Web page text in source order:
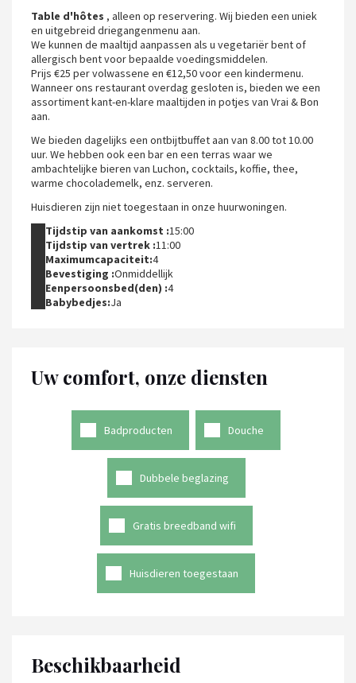
Table d'hôtes , alleen op reservering. Wij bieden een uniek
en uitgebreid driegangenmenu aan.
We kunnen de maaltijd aanpassen als u vegetariër bent of
allergisch bent voor bepaalde voedingsmiddelen.
Prijs €25 per volwassene en €12,50 voor een kindermenu.
Wanneer ons restaurant overdag gesloten is, bieden we een
assortiment kant-en-klare maaltijden in potjes van Vrai & Bon
aan.
We bieden dagelijks een ontbijtbuffet aan van 8.00 tot 10.00
uur. We hebben ook een bar en een terras waar we
ambachtelijke bieren van Luchon, cocktails, koffie, thee,
warme chocolademelk, enz. serveren.
Huisdieren zijn niet toegestaan in onze huurwoningen.
Tijdstip van aankomst :15:00
Tijdstip van vertrek :11:00
Maximumcapaciteit:4
Bevestiging :Onmiddellijk
Eenpersoonsbed(den) :4
Babybedjes:Ja
Uw comfort, onze diensten
Badproducten Douche
Dubbele beglazing
Gratis breedband wifi
Huisdieren toegestaan
Beschikbaarheid